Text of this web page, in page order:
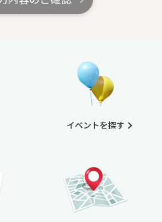
イベントを探す